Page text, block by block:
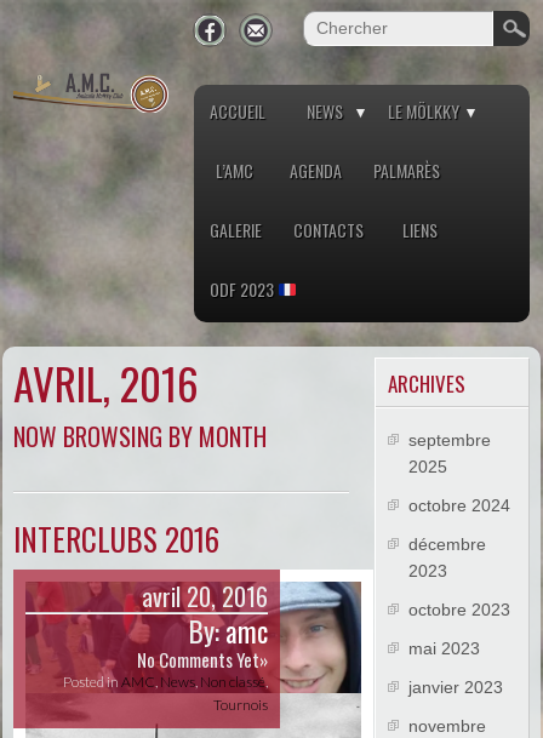
ACCUEIL NEWS LE MÖLKKY
L’AMC AGENDA PALMARÈS
GALERIE CONTACTS LIENS
ODF 2023
AVRIL, 2016
NOW BROWSING BY MONTH
INTERCLUBS 2016
avril 20, 2016
By:amc
No Comments Yet»
Posted inAMC, News, Non classé,
Tournois
ARCHIVES
septembre
2025
octobre 2024
décembre
2023
octobre 2023
mai 2023
janvier 2023
novembre